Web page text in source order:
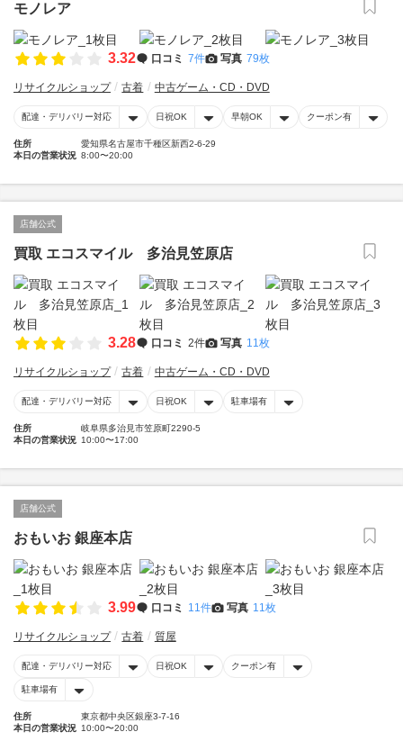
モノレア
3.32 口コミ 7件 写真 79枚
リサイクルショップ 古着 中古ゲーム・CD・DVD
配達・デリバリー対応 日祝OK 早朝OK クーポン有
住所
愛知県名古屋市千種区新西2-6-29
本日の営業状況 8:00〜20:00
店舗公式
買取 エコスマイル 多治見笠原店
3.28 口コミ 2件 写真 11枚
リサイクルショップ 古着 中古ゲーム・CD・DVD
配達・デリバリー対応 日祝OK 駐車場有
住所
岐阜県多治見市笠原町2290-5
本日の営業状況 10:00〜17:00
店舗公式
おもいお 銀座本店
3.99 口コミ 11件 写真 11枚
リサイクルショップ 古着 質屋
配達・デリバリー対応 日祝OK クーポン有
駐車場有
住所
東京都中央区銀座3-7-16
本日の営業状況 10:00〜20:00